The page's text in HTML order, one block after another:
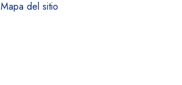
Mapa del sitio